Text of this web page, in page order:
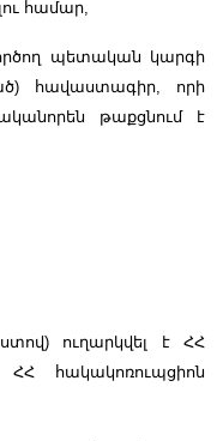
համար,
պետական կարգի
հավաստագիր, որի
թաքցնում է
ուղարկվել է ՀՀ
հակակոռուպցիոն